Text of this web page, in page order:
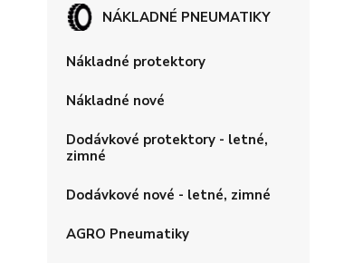
NÁKLADNÉ PNEUMATIKY
Nákladné protektory
Nákladné nové
Dodávkové protektory - letné,
zimné
Dodávkové nové - letné, zimné
AGRO Pneumatiky